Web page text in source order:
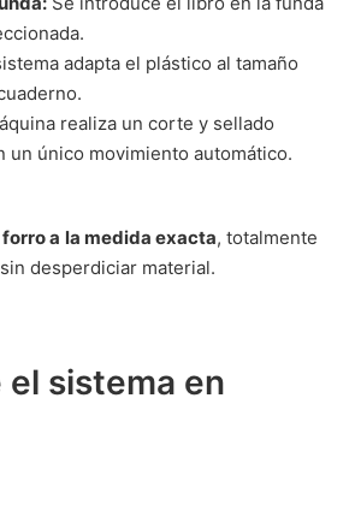
adapta el plástico al tamaño
realiza un corte y sellado
un único movimiento automático.
forro a la medida exacta, totalmente
desperdiciar material.
el sistema en